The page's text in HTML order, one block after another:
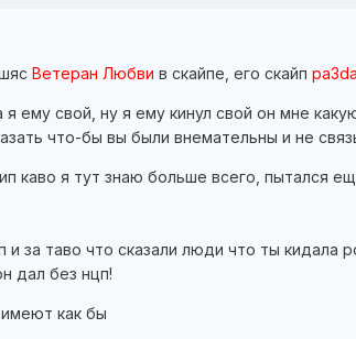
Ветеран Любви в скайпе, его скайп
свой, ну я ему кинул свой он мне
что-бы вы были внемательны и не
каво я тут знаю больше всего, пытался
за таво что сказали люди что ты
дал без нцп!
как бы